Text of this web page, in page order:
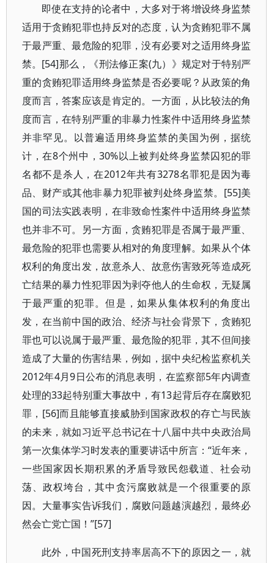
即使在支持的论者中，大多对于将增设终身监禁
适用于贪贿犯罪也持反对的态度，认为贪贿犯罪不属
于最严重、最危险的犯罪，没有必要对之适用终身监
禁。[54]那么，《刑法修正案(九）》规定对于特别严
重的贪贿犯罪适用终身监禁是否必要呢？从政策的角
度而言，答案应该是肯定的。一方面，从比较法的角
度而言，在特别严重的非暴力性案件中适用终身监禁
并非罕见。以普遍适用终身监禁的美国为例，据统
计，在8个州中，30%以上被判处终身监禁囚犯的罪
名都不是杀人，在2012年共有3278名罪犯是因为毒
品、财产或其他非暴力犯罪被判处终身监禁。[55]美
国的司法实践表明，在非致命性案件中适用终身监禁
也并非不可。另一方面，贪贿犯罪是否属于最严重、
最危险的犯罪也需要从相对的角度理解。如果从个体
权利的角度出发，故意杀人、故意伤害致死等造成死
亡结果的暴力性犯罪因为剥夺他人的生命权，无疑属
于最严重的犯罪。但是，如果从集体权利的角度出
发，在当前中国的政治、经济与社会背景下，贪贿犯
罪也可以说属于最严重、最危险的犯罪，其不但间接
造成了大量的伤害结果，例如，据中央纪检监察机关
2012年4月9日公布的消息表明，在监察部5年内调查
处理的33起特别重大事故中，有13起背后存在腐败犯
罪，[56]而且能够直接威胁到国家政权的存亡与民族
的未来，就如习近平总书记在十八届中共中央政治局
第一次集体学习时发表的重要讲话中所言：“近年来，
一些国家因长期积累的矛盾导致民怨载道、社会动
荡、政权垮台，其中贪污腐败就是一个很重要的原
因。大量事实告诉我们，腐败问题越演越烈，最终必
然会亡党亡国！”[57]
此外，中国死刑支持率居高不下的原因之一，就